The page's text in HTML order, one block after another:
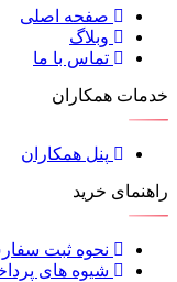
صفحه اصلی
وبلاگ
تماس با ما
خدمات همکاران
پنل همکاران
راهنمای خرید
نحوه ثبت
شیوه های